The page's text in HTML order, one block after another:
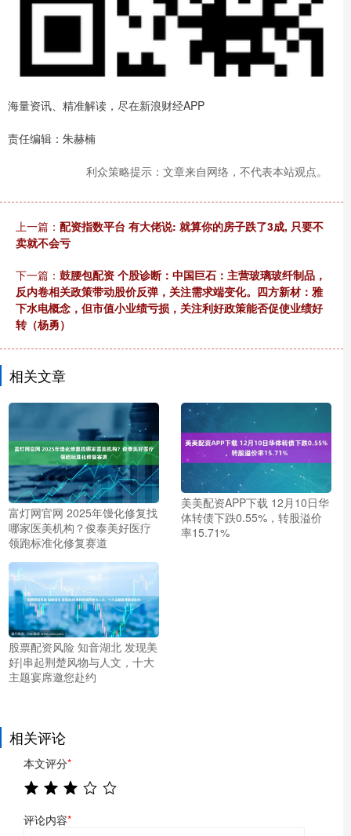
海量资讯、精准解读，尽在新浪财经APP
责任编辑：朱赫楠
利众策略提示：文章来自网络，不代表本站观点。
上一篇： 配资指数平台 有大佬说: 就算你的房子跌了3成, 只要不
卖就不会亏
下一篇： 鼓腰包配资 个股诊断：中国巨石：主营玻璃玻纤制品，
反内卷相关政策带动股价反弹，关注需求端变化。四方新材：雅
下水电概念，但市值小业绩亏损，关注利好政策能否促使业绩好
转（杨勇）
相关文章
富灯网官网 2025年馒化修复找
哪家医美机构？俊泰美好医疗
领跑标准化修复赛道
美美配资APP下载 12月10日华
体转债下跌0.55%，转股溢价
率15.71%
股票配资风险 知音湖北 发现美
好|串起荆楚风物与人文，十大
主题宴席邀您赴约
相关评论
本文评分*
评论内容*